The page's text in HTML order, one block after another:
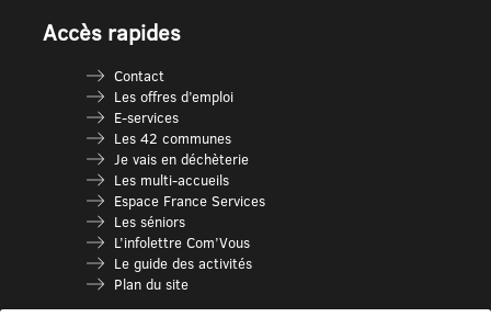
Accès rapides
Contact
Les offres d’emploi
E-services
Les 42 communes
Je vais en déchèterie
Les multi-accueils
Espace France Services
Les séniors
L’infolettre Com’Vous
Le guide des activités
Plan du site